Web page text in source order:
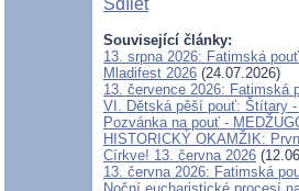
Sdílet
Související články:
13. srpna 2026: Fatimská
Mladifest 2026 (24.07.2026)
13. července 2026: Fatimská
VI. Dětská pěší pouť: Štítary
Pozvánka na pouť -
HISTORICKÝ OKAMŽIK:
Církve! 13. června 2026
13. června 2026: Fatimská